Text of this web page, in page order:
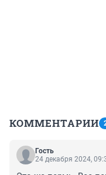
КОММЕНТАРИИ
Гость
24 декабря 2024,